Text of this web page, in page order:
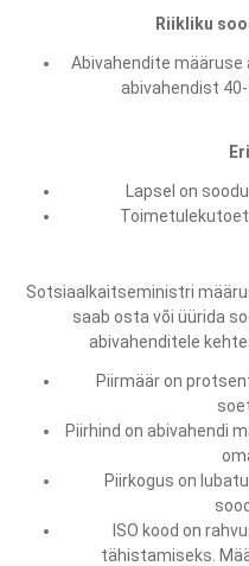
Riikliku
Abivahendite määruse
abivahendist
Lapsel on
Sotsiaalkaitseministri
saab osta või üürida
abivahenditele
Piirmäär on
Piirhind on abivahendi
Piirkogus on
ISO kood on
tähistamiseks.